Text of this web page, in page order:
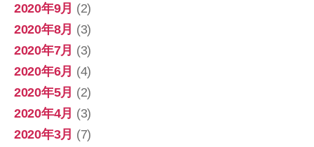
2020年9月 (2)
2020年8月 (3)
2020年7月 (3)
2020年6月 (4)
2020年5月 (2)
2020年4月 (3)
2020年3月 (7)